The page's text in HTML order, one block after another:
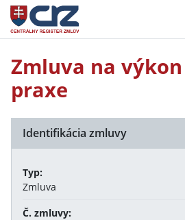
Zmluva na
praxe
Identifikácia zmluvy
Typ:
Zmluva
Č. zmluvy: